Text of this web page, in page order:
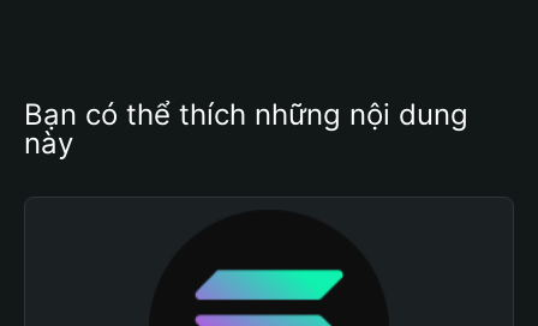
Bạn có thể thích những nội dung
này